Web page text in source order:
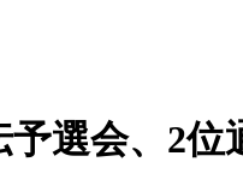
予選会、2